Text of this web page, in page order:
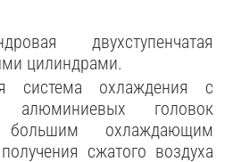
двухступенчатая
цилиндрами.
система охлаждения с
алюминиевых головок
охлаждающим
сжатого воздуха